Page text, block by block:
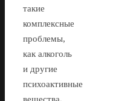
такие
комплексные
проблемы,
как алкоголь
и другие
психоактивные